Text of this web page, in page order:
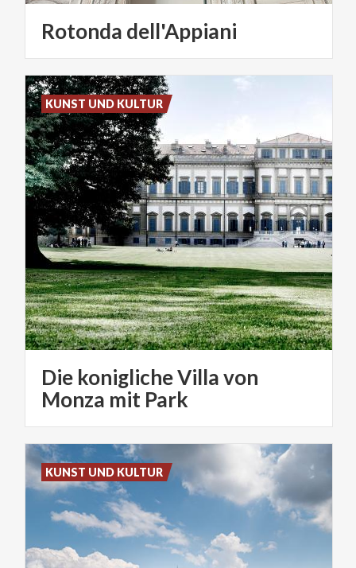
Rotonda dell'Appiani
Die konigliche Villa von
Monza mit Park
KUNST UND KULTUR
KUNST UND KULTUR